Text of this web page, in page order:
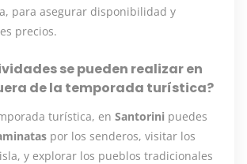
para asegurar disponibilidad y
precios.
se pueden realizar en
de la temporada turística?
turística, en Santorini puedes
por los senderos, visitar los
y explorar los pueblos tradicionales